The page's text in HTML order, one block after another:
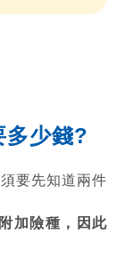
多少錢?
要先知道兩件
加險種，因此